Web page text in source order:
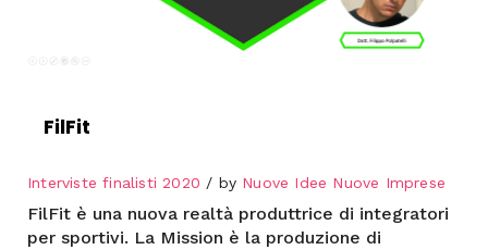
FilFit
Interviste finalisti 2020 by Nuove Idee Nuove Imprese
FilFit è una nuova realtà produttrice di integratori
per sportivi. La Mission è la produzione di